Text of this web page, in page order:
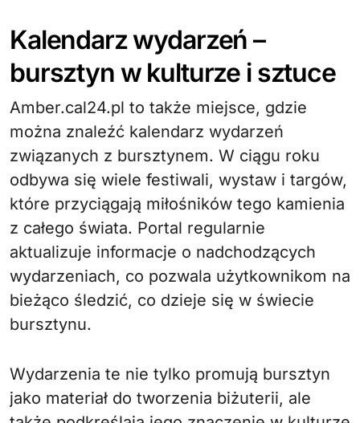
Kalendarz wydarzeń –
bursztyn w kulturze i sztuce
Amber.cal24.pl to także miejsce, gdzie
można znaleźć kalendarz wydarzeń
związanych z bursztynem. W ciągu roku
odbywa się wiele festiwali, wystaw i targów,
które przyciągają miłośników tego kamienia
z całego świata. Portal regularnie
aktualizuje informacje o nadchodzących
wydarzeniach, co pozwala użytkownikom na
bieżąco śledzić, co dzieje się w świecie
bursztynu.
Wydarzenia te nie tylko promują bursztyn
jako materiał do tworzenia biżuterii, ale